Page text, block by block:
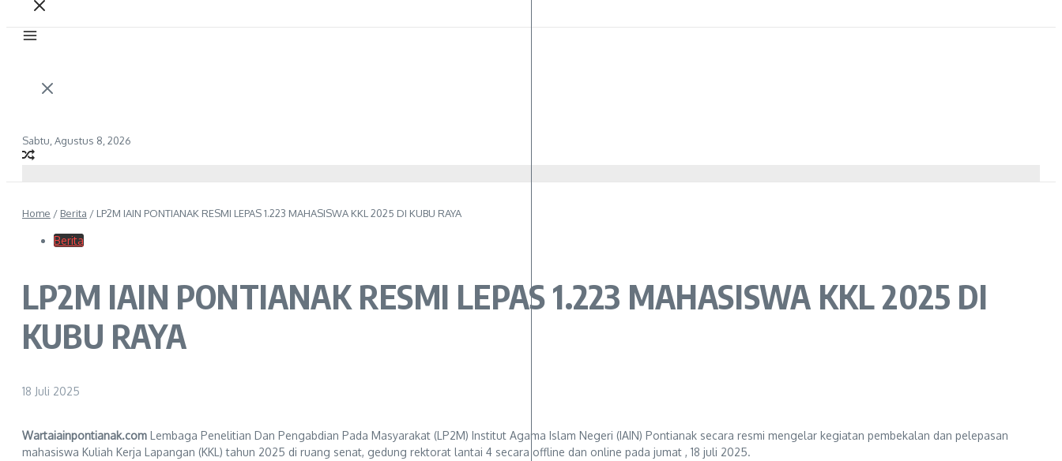
Sabtu, Agustus 8, 2026
Home / Berita / LP2M IAIN PONTIANAK RESMI LEPAS 1.223 MAHASISWA KKL 2025 DI KUBU RAYA
Berita
LP2M IAIN PONTIANAK RESMI LEPAS 1.223 MAHASISWA KKL 2025 DI
KUBU RAYA
18 Juli 2025
Wartaiainpontianak.com Lembaga Penelitian Dan Pengabdian Pada Masyarakat (LP2M) Institut Agama Islam Negeri (IAIN) Pontianak secara resmi mengelar kegiatan pembekalan dan pelepasan
mahasiswa Kuliah Kerja Lapangan (KKL) tahun 2025 di ruang senat, gedung rektorat lantai 4 secara offline dan online pada jumat , 18 juli 2025.